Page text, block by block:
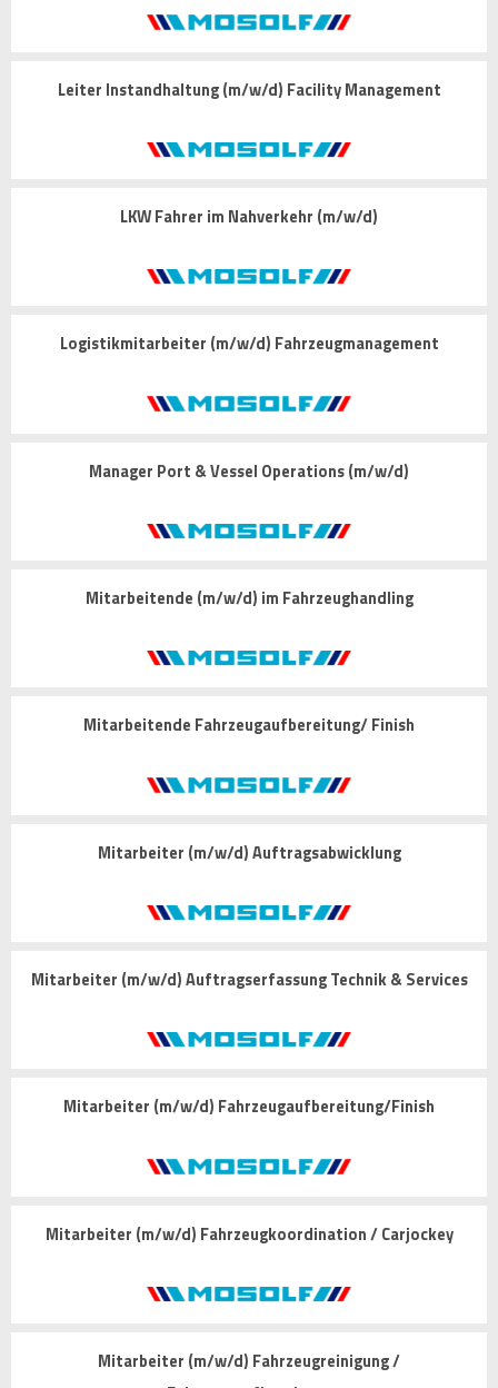
Leiter Instandhaltung (m/w/d) Facility Management
LKW Fahrer im Nahverkehr (m/w/d)
Logistikmitarbeiter (m/w/d) Fahrzeugmanagement
Manager Port & Vessel Operations (m/w/d)
Mitarbeitende (m/w/d) im Fahrzeughandling
Mitarbeitende Fahrzeugaufbereitung/ Finish
Mitarbeiter (m/w/d) Auftragsabwicklung
Mitarbeiter (m/w/d) Auftragserfassung Technik & Services
Mitarbeiter (m/w/d) Fahrzeugaufbereitung/Finish
Mitarbeiter (m/w/d) Fahrzeugkoordination / Carjockey
Mitarbeiter (m/w/d) Fahrzeugreinigung /